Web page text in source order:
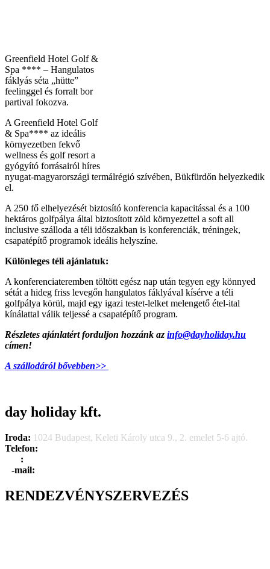
Greenfield Hotel Golf &
Spa **** – Hangulatos
fáklyás séta „hütte”
feelinggel és forralt bor
partival fokozva.
A Greenfield Hotel Golf
& Spa**** az ideális
környezetben fekvő
wellness és golf resort a
gyógyító forrásairól híres
nyugat-magyarországi termálrégió szívében, Bükfürdőn helyezkedik
el.
A 250 fő elhelyezését biztosító konferencia kapacitással és a 100
hektáros golfpálya által biztosított zöld környezettel a soft all
inclusive szálloda a téli időszakban is konferenciák, tréningek,
csapatépítő programok ideális helyszíne.
Különleges téli ajánlatuk:
A konferenciateremben töltött egész nap után tegyen egy könnyed
sétát a hideg friss levegőn hangulatos fáklyával kísérve a téli
golfpálya körül, majd egy igazi testet-lelket melengető étel-ital
kínálattal válik teljessé a csapatépítő program.
Részletes ajánlatért forduljon hozzánk az info@dayholiday.hu
címen!
A szállodáról bővebben>>
day holiday kft.
Iroda: 1024 Budapest, Keleti Károly utca 9., 2. emelet 5-6 ajtó.
Telefon:
:
-mail:
RENDEZVÉNYSZERVEZÉS